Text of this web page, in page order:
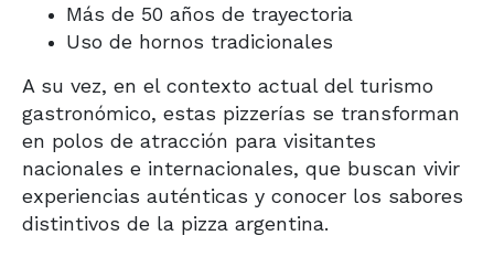
Más de 50 años de trayectoria
Uso de hornos tradicionales
A su vez, en el contexto actual del turismo
gastronómico, estas pizzerías se transforman
en polos de atracción para visitantes
nacionales e internacionales, que buscan vivir
experiencias auténticas y conocer los sabores
distintivos de la pizza argentina.